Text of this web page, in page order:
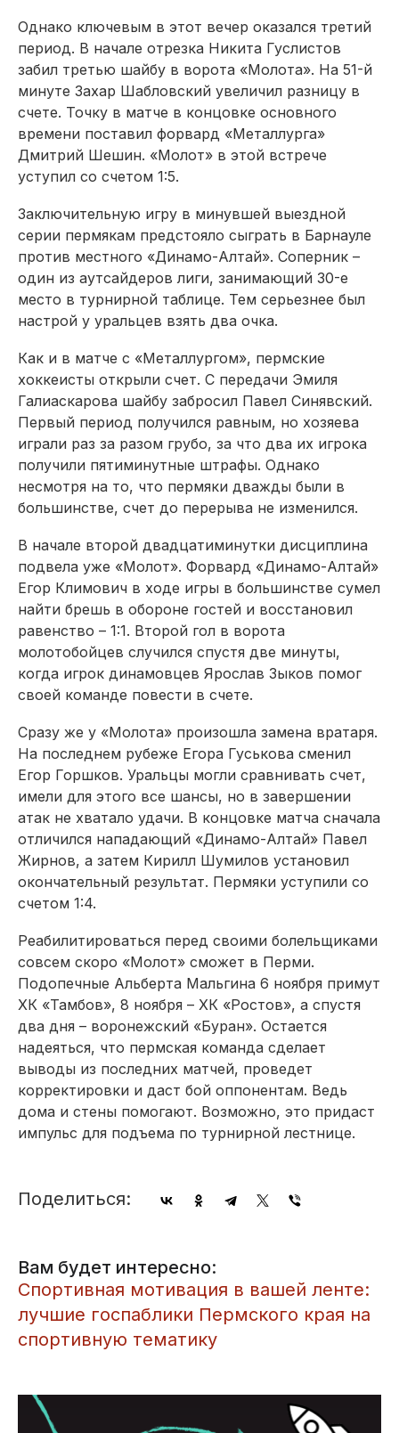
Однако ключевым в этот вечер оказался третий
период. В начале отрезка Никита Гуслистов
забил третью шайбу в ворота «Молота». На 51-й
минуте Захар Шабловский увеличил разницу в
счете. Точку в матче в концовке основного
времени поставил форвард «Металлурга»
Дмитрий Шешин. «Молот» в этой встрече
уступил со счетом 1:5.
Заключительную игру в минувшей выездной
серии пермякам предстояло сыграть в Барнауле
против местного «Динамо-Алтай». Соперник –
один из аутсайдеров лиги, занимающий 30-е
место в турнирной таблице. Тем серьезнее был
настрой у уральцев взять два очка.
Как и в матче с «Металлургом», пермские
хоккеисты открыли счет. С передачи Эмиля
Галиаскарова шайбу забросил Павел Синявский.
Первый период получился равным, но хозяева
играли раз за разом грубо, за что два их игрока
получили пятиминутные штрафы. Однако
несмотря на то, что пермяки дважды были в
большинстве, счет до перерыва не изменился.
В начале второй двадцатиминутки дисциплина
подвела уже «Молот». Форвард «Динамо-Алтай»
Егор Климович в ходе игры в большинстве сумел
найти брешь в обороне гостей и восстановил
равенство – 1:1. Второй гол в ворота
молотобойцев случился спустя две минуты,
когда игрок динамовцев Ярослав Зыков помог
своей команде повести в счете.
Сразу же у «Молота» про­изошла замена вратаря.
На последнем рубеже Егора Гуськова сменил
Егор Горшков. Уральцы могли сравнивать счет,
имели для этого все шансы, но в завершении
атак не хватало удачи. В концовке матча сначала
отличился нападающий «Динамо-Алтай» Павел
Жирнов, а затем Кирилл Шумилов установил
окончательный результат. Пермяки уступили со
счетом 1:4.
Реабилитироваться перед своими болельщиками
совсем скоро «Молот» сможет в Перми.
Подопечные Альберта Мальгина 6 ноября примут
ХК «Тамбов», 8 ноября – ХК «Ростов», а спустя
два дня – воронежский «Буран». Остается
надеяться, что пермская команда сделает
выводы из последних матчей, проведет
корректировки и даст бой оппонентам. Ведь
дома и стены помогают. Возможно, это придаст
импульс для подъема по турнирной лестнице.
Поделиться:
Вам будет интересно:
Спортивная мотивация в вашей ленте:
лучшие госпаблики Пермского края на
спортивную тематику